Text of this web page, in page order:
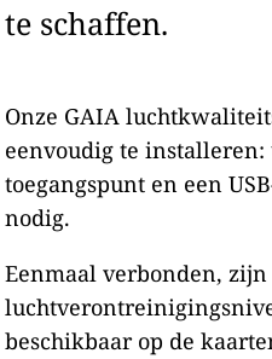
te schaffen.
Onze GAIA
eenvoudig te
toegangspunt en een
nodig.
Eenmaal verbonden,
beschikbaar op de